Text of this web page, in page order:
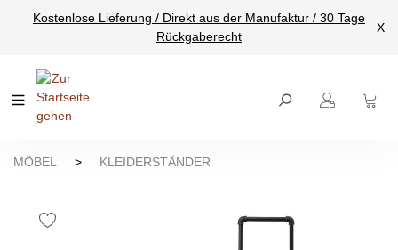
springen
Kostenlose Lieferung / Direkt aus der Manufaktur / 30 Tage
Rückgaberecht
X
MÖBEL > KLEIDERSTÄNDER